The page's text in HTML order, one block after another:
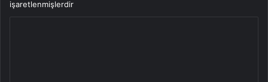
işaretlenmişlerdir